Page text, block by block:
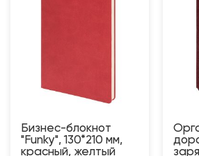
Бизнес-блокнот
"Funky", 130*210 мм,
красный, желтый